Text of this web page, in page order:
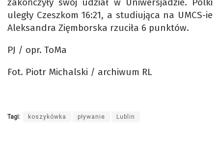
zakończyły swój udział w Uniwersjadzie. Polki
uległy Czeszkom 16:21, a studiująca na UMCS-ie
Aleksandra Zięmborska rzuciła 6 punktów.
PJ / opr. ToMa
Fot. Piotr Michalski / archiwum RL
Tagi: koszykówka pływanie Lublin